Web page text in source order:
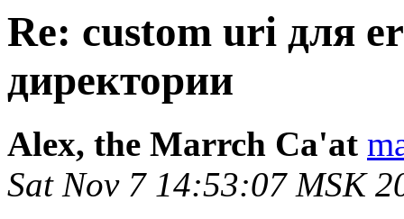
Re: custom uri для
директории
Alex, the Marrch Ca'at
Sat Nov 7 14:53:07 MSK